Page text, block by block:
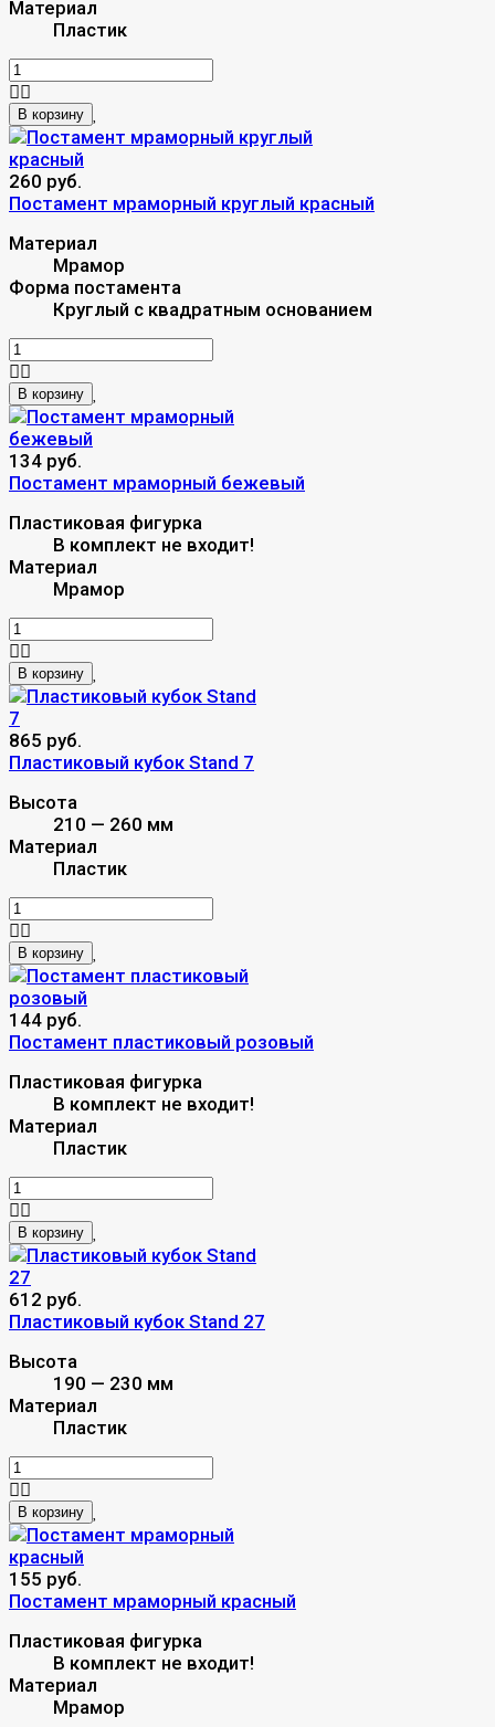
Материал
Пластик
В корзину
260 руб.
Постамент мраморный круглый красный
Материал
Мрамор
Форма постамента
Круглый с квадратным основанием
В корзину
134 руб.
Постамент мраморный бежевый
Пластиковая фигурка
В комплект не входит!
Материал
Мрамор
В корзину
865 руб.
Пластиковый кубок Stand 7
Высота
210 — 260 мм
Материал
Пластик
В корзину
144 руб.
Постамент пластиковый розовый
Пластиковая фигурка
В комплект не входит!
Материал
Пластик
В корзину
612 руб.
Пластиковый кубок Stand 27
Высота
190 — 230 мм
Материал
Пластик
В корзину
155 руб.
Постамент мраморный красный
Пластиковая фигурка
В комплект не входит!
Материал
Мрамор